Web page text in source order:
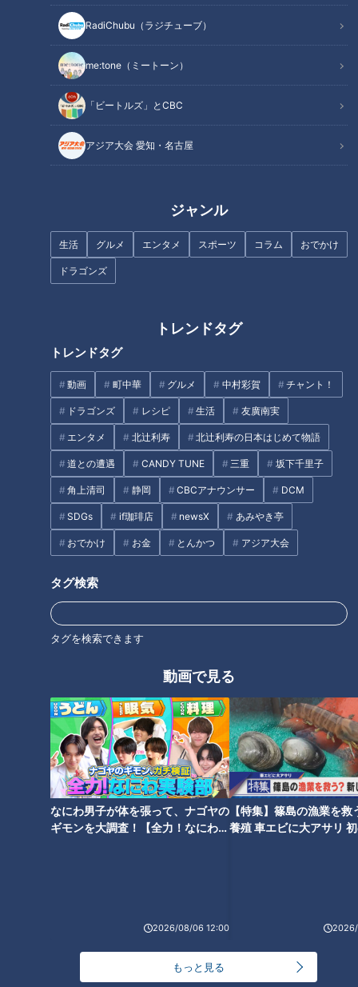
RadiChubu（ラジチューブ）
me:tone（ミートーン）
「ビートルズ」とCBC
アジア大会 愛知・名古屋
ジャンル
生活 グルメ エンタメ スポーツ コラム おでかけ
ドラゴンズ
トレンドタグ
トレンドタグ
動画 町中華 グルメ 中村彩賀 チャント！
ドラゴンズ レシピ 生活 友廣南実
エンタメ 北辻利寿 北辻利寿の日本はじめて物語
道との遭遇 CANDY TUNE 三重 坂下千里子
角上清司 静岡 CBCアナウンサー DCM
SDGs if珈琲店 newsX あみやき亭
おでかけ お金 とんかつ アジア大会
タグ検索
タグを検索できます
動画で見る
なにわ男子が体を張って、ナゴヤの
ギモンを大調査！【全力！なにわ実
2026/08/06 12:00
【特集】篠島の漁業を救
養殖 車エビに大アサリ
もっと見る
を縦断して絶景・絶品を巡る旅
松山から下道で一周！グルメ＆
絶景ドライブ⑨
【日本縦断】軽トラ女子が本州
を縦断して絶景・絶品を巡る㊹
【四国一周】軽トラ女子三田が
松山から下道で一周！グルメ＆
イトをしていた思い出の店へ
岐阜1周の旅
ラビアアイドルが一般道だけで
タグ
エンタメ 三田悠貴 道との遭遇
オススメ関連コンテンツ
【日本縦断】軽トラ女子が本州
を縦断して絶景・絶品を巡る旅
【日本縦断】軽トラ女子が本州
を縦断して絶景・絶品を巡る旅
【日本縦断】軽トラ女子が本州
を縦断して絶景・絶品を巡る旅
㉛
【日本縦断】軽トラ女子が本州